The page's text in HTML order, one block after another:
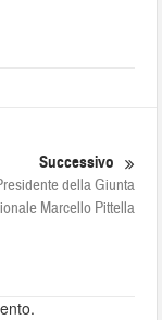
Successivo
della Giunta
Marcello Pittella